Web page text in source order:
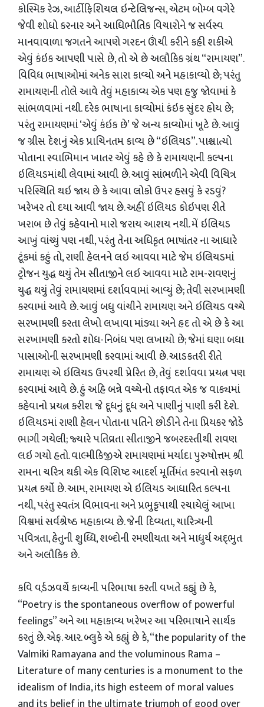
કોસ્મિક રેઝ, આર્ટીફિશિયલ ઇન્ટેલિજન્સ, એટમ બોમ્બ વગેરે
જેવી શોધો કરનાર અને આધિભૌતિક વિચારોને જ સર્વસ્વ
માનવાવાળા જગતને આપણે ગરદન ઊંચી કરીને કહી શકીએ
એવું કંઇક આપણી પાસે છે, તો એ છે અલૌકિક ગ્રંથ “રામાયણ”.
વિવિધ ભાષાઓમાં અનેક સારા કાવ્યો અને મહાકાવ્યો છે; પરંતુ
રામાયણની તોલે આવે તેવું મહાકાવ્ય એક પણ હજુ જોવામાં કે
સાંભળવામાં નથી. દરેક ભાષાના કાવ્યોમાં કંઇક સુંદર હોય છે;
પરંતુ રામાયણમાં ‘એવું કંઇક છે’ જે અન્ય કાવ્યોમાં ખૂટે છે. આવું
જ ગ્રીસ દેશનું એક પ્રાચિનતમ કાવ્ય છે “ઇલિયડ”. પાશ્ચાત્યો
પોતાના સ્વાભિમાન ખાતર એવું કહે છે કે રામાયણની કલ્પના
ઇલિયડમાંથી લેવામાં આવી છે. આવું સાંભળીને એવી વિચિત્ર
પરિસ્થિતિ થઇ જાય છે કે આવા લોકો ઉપર હસવું કે રડવું?
ખરેખર તો દયા આવી જાય છે. અહીં ઇલિયડ કોઇપણ રીતે
ખરાબ છે તેવું કહેવાનો મારો જરાય આશય નથી. મેં ઇલિયડ
આખું વાંચ્યું પણ નથી, પરંતુ તેના અધિકૃત ભાષાંતર ના આધારે
ટૂંકમાં કહું તો, રાણી હેલનને લઇ આવવા માટે જેમ ઇલિયડમાં
ટ્રોજન યુદ્ધ થયું તેમ સીતાજીને લઇ આવવા માટે રામ-રાવણનું
યુદ્ધ થયું તેવું રામાયણમાં દર્શાવવામાં આવ્યું છે; તેવી સરખામણી
કરવામાં આવે છે. આવું બધુ વાંચીને રામાયણ અને ઇલિયડ વચ્ચે
સરખામણી કરતા લેખો લખાવા માંડ્યા અને હદ તો એ છે કે આ
સરખામણી કરતો શોધ-નિબંધ પણ લખાયો છે; જેમાં ઘણા બધા
પાસાઓની સરખામણી કરવામાં આવી છે. આડકતરી રીતે
રામાયણ એ ઇલિયડ ઉપરથી પ્રેરિત છે, તેવું દર્શાવવા પ્રયત્ન પણ
કરવામાં આવે છે. હું અહિ બન્ને વચ્ચેનો તફાવત એક જ વાક્યમાં
કહેવાનો પ્રયત્ન કરીશ જે દૂધનું દૂધ અને પાણીનું પાણી કરી દેશે.
ઇલિયડમાં રાણી હેલન પોતાના પતિને છોડીને તેના પ્રિયકર જોડે
ભાગી ગયેલી; જ્યારે પતિવ્રતા સીતાજીને જબરદસ્તીથી રાવણ
લઇ ગયો હતો. વાલ્મીકિજીએ રામાયણમાં મર્યાદા પુરુષોત્તમ શ્રી
રામના ચરિત્ર થકી એક વિશિષ્ટ આદર્શ મૂર્તિમંત કરવાનો સફળ
પ્રયત્ન કર્યો છે. આમ, રામાયણ એ ઇલિયડ આધારિત કલ્પના
નથી, પરંતુ સ્વતંત્ર વિભાવના અને પ્રભુકૃપાથી રચાયેલું આખા
વિશ્વમાં સર્વશ્રેષ્ઠ મહાકાવ્ય છે. જેની દિવ્યતા, ચારિત્ર્યની
પવિત્રતા, હેતુની શુધ્ધિ, શબ્દોની રમણીયતા અને માધુર્ય અદ્‌ભુત
અને અલૌકિક છે.
કવિ વર્ડ઼ઝવર્થે કાવ્યની પરિભાષા કરતી વખતે કહ્યું છે કે,
“Poetry is the spontaneous overflow of powerful
feelings” અને આ મહાકાવ્ય ખરેખર આ પરિભાષાને સાર્થક
કરતું છે. એફ. આર. બ્લુકે એ કહ્યું છે કે, “the popularity of the
Valmiki Ramayana and the voluminous Rama –
Literature of many centuries is a monument to the
idealism of India, its high esteem of moral values